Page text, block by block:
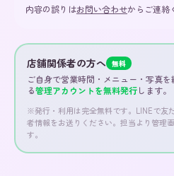
内容の誤りはお問い合わせからご連絡
店舗関係者の方へ 無料
ご自身で営業時間・メニュー・写真を
る管理アカウントを無料発行します。
※発行・利用は完全無料です。LINEで友
者情報をお送りください。担当より管理
す。